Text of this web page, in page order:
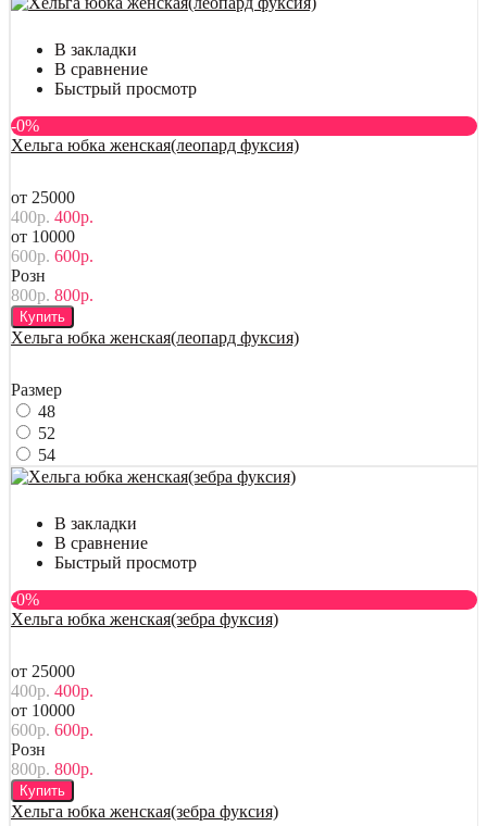
В закладки
В сравнение
Быстрый просмотр
-0%
Хельга юбка женская(леопард фуксия)
от 25000
400р. 400р.
от 10000
600р. 600р.
Розн
800р. 800р.
Купить
Хельга юбка женская(леопард фуксия)
Размер
48
52
54
В закладки
В сравнение
Быстрый просмотр
-0%
Хельга юбка женская(зебра фуксия)
от 25000
400р. 400р.
от 10000
600р. 600р.
Розн
800р. 800р.
Купить
Хельга юбка женская(зебра фуксия)